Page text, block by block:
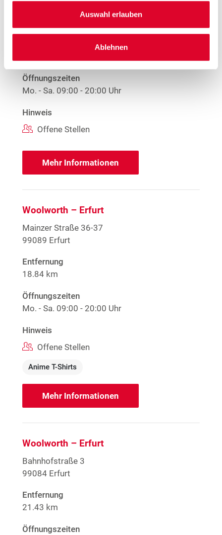
Auswahl erlauben
Ablehnen
Juliu-Leber-Ring 7
Öffnungszeiten
Mo. - Sa. 09:00 - 20:00 Uhr
Hinweis
Offene Stellen
Mehr Informationen
Woolworth – Erfurt
Mainzer Straße 36-37
99089 Erfurt
Entfernung
18.84 km
Öffnungszeiten
Mo. - Sa. 09:00 - 20:00 Uhr
Hinweis
Offene Stellen
Anime T-Shirts
Mehr Informationen
Woolworth – Erfurt
Bahnhofstraße 3
99084 Erfurt
Entfernung
21.43 km
Öffnungszeiten